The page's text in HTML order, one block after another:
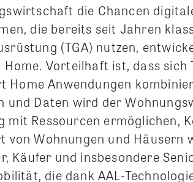
die Chancen
die bereits seit Jahren
(TGA) nutzen,
Vorteilhaft ist, dass sich
Home Anwendungen
und Daten wird der
mit Ressourcen ermöglichen,
von Wohnungen und Häusern
Käufer und insbesondere
die dank AAL-